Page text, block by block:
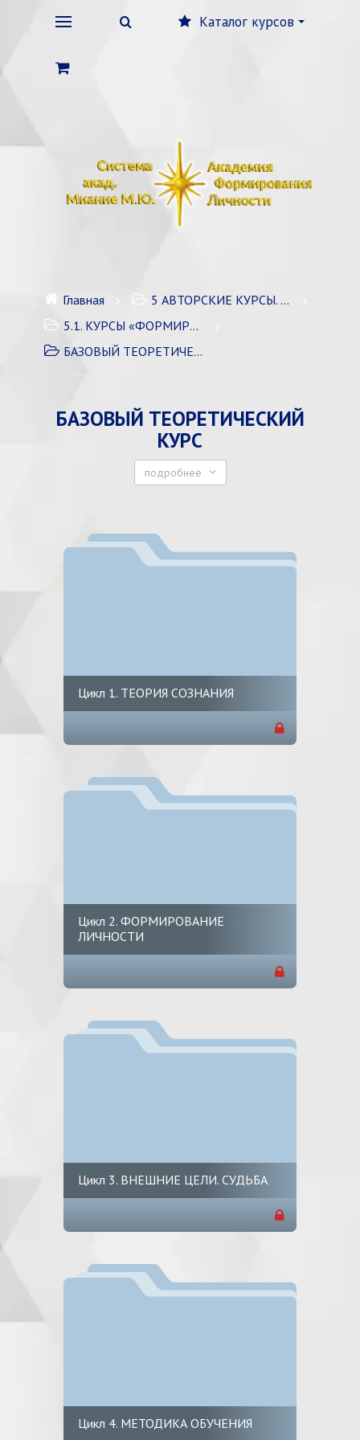
Каталог курсов
Главная
5 АВТОРСКИЕ КУРСЫ. ЛИЧНОСТНЫЙ РОСТ
5.1. КУРСЫ «ФОРМИРОВАНИЕ ЛИЧНОСТИ» / 7 курсов
БАЗОВЫЙ ТЕОРЕТИЧЕСКИЙ КУРС
БАЗОВЫЙ ТЕОРЕТИЧЕСКИЙ
КУРС
подробнее
Цикл 1. ТЕОРИЯ СОЗНАНИЯ
Цикл 2. ФОРМИРОВАНИЕ
ЛИЧНОСТИ
Цикл 3. ВНЕШНИЕ ЦЕЛИ. СУДЬБА
Цикл 4. МЕТОДИКА ОБУЧЕНИЯ